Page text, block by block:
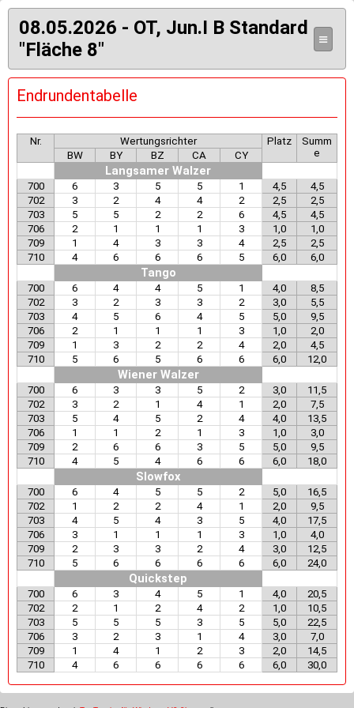
08.05.2026 - OT, Jun.I B Standard
"Fläche 8"
≡
Endrundentabelle
Nr. Wertungsrichter Platz
Summ
e
BW BY BZ CA CY
Langsamer Walzer
700 6 3 5 5 1 4,5
4,5
702
3 2 4 4 2 2,5
2,5
703
5 5 2 2 6 4,5
4,5
706
2 1 1 1 3 1,0
1,0
709
1 4 3 3 4 2,5
2,5
710
4 6 6 6 5 6,0 6,0
Tango
700 6 4 4 5 1 4,0
8,5
702
3 2 3 3 2 3,0
5,5
703
4 5 6 4 5 5,0
9,5
706
2 1 1 1 3 1,0
2,0
709
1 3 2 2 4 2,0
4,5
710
5 6 5 6 6 6,0 12,0
Wiener Walzer
700 6 3 3 5 2 3,0
11,5
702
3 2 1 4 1 2,0
7,5
703
5 4 5 2 4 4,0
13,5
706
1 1 2 1 3 1,0
3,0
709
2 6 6 3 5 5,0
9,5
710
4 5 4 6 6 6,0 18,0
Slowfox
700 6 4 5 5 2 5,0
16,5
702
1 2 2 4 1 2,0
9,5
703
4 5 4 3 5 4,0
17,5
706
3 1 1 1 3 1,0
4,0
709
2 3 3 2 4 3,0
12,5
710
5 6 6 6 6 6,0 24,0
Quickstep
700 6 3 4 5 1 4,0
20,5
702
2 1 2 4 2 1,0
10,5
703
5 5 5 3 5 5,0
22,5
706
3 2 3 1 4 3,0
7,0
709
1 4 1 2 3 2,0
14,5
710
4 6 6 6 6 6,0 30,0